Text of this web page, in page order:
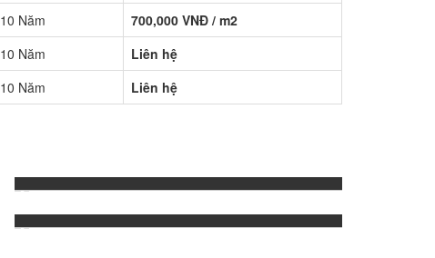
10 Năm
700,000 VNĐ / m2
10 Năm
Liên hệ
10 Năm Liên hệ